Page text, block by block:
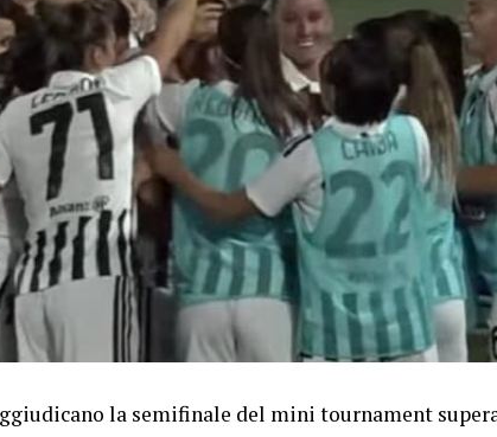
la semifinale del mini tournament